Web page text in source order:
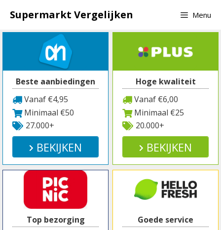
naar
inhoud
Supermarkt Vergelijken Menu
Beste aanbiedingen
Vanaf €4,95
Minimaal €50
27.000+
BEKIJKEN
Hoge kwaliteit
Vanaf €6,00
Minimaal €25
20.000+
BEKIJKEN
Top bezorging
Goede service